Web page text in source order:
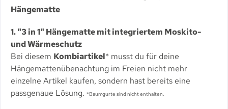
Hängematte
1. "3 in 1" Hängematte mit integriertem Moskito-
und Wärmeschutz
Bei diesem Kombiartikel* musst du für deine
Hängemattenübenachtung im Freien nicht mehr
einzelne Artikel kaufen, sondern hast bereits eine
passgenaue Lösung. *Baumgurte sind nicht enthalten.